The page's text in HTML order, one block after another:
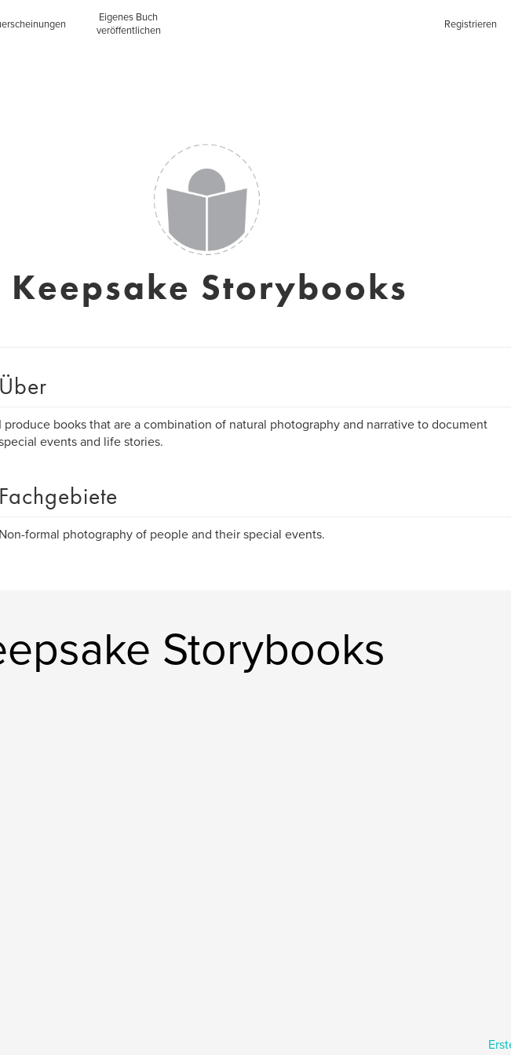
Eigenes Buch
veröffentlichen
Registrieren
Keepsake Storybooks
Über
I produce books that are a combination of natural photography and narrative to document
events and life stories.
Fachgebiete
Non-formal photography of people and their special events.
Storybooks